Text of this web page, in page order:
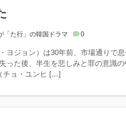
「た行」の韓国ドラマ 0
ヨジョン）は30年前、市場通りで
った後、半生を悲しみと罪の意識
チョ・ユンヒ […]